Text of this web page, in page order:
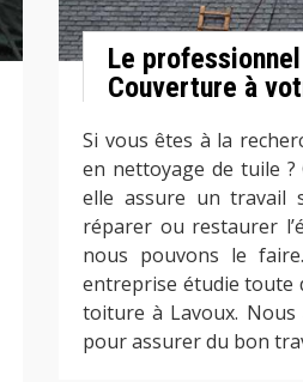
Le
Couverture à
Si vous êtes à la
en nettoyage de tuile
elle assure un travail
réparer ou restaurer
nous pouvons le
entreprise étudie toute
toiture à Lavoux.
pour assurer du bon